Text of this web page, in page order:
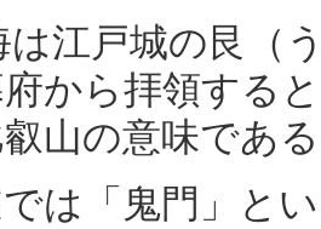
は江戸城の艮（
から拝領する
山の意味であ
は「鬼門」と